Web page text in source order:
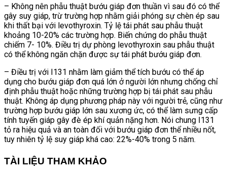
– Không nên phẫu thuật bướu giáp đơn thuần vì sau đó có thể
gây suy giáp, trừ trường hợp nhằm giải phóng sự chèn ép sau
khi thất bại với levothyroxin. Tỷ lệ tái phát sau phẫu thuật
khoảng 10-20% các trường hợp. Biến chứng do phẫu thuật
chiếm 7- 10%. Điều trị dự phòng levothyroxin sau phẫu thuật
có thể không ngăn chặn được sự tái phát bướu giáp đơn.
– Điều trị với I131 nhằm làm giảm thể tích bướu có thể áp
dụng cho bướu giáp đơn quá lớn ở người lớn nhưng chống chỉ
định phẫu thuật hoặc những trường hợp bị tái phát sau phẫu
thuật. Không áp dụng phương pháp này với người trẻ, cũng như
trường hợp bướu giáp lớn sau xương ức, có thể làm sưng cấp
tính tuyến giáp gây đè ép khí quản nặng hơn. Nói chung I131
tỏ ra hiệu quả và an toàn đối với bướu giáp đơn thể nhiều nốt,
tuy nhiên tỷ lệ suy giáp khá cao: 22%-40% trong 5 năm.
TÀI LIỆU THAM KHẢO